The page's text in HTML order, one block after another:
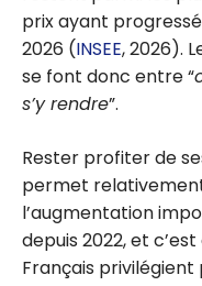
prix ayant
2026 (INSEE, 2026).
se font donc entre “
s’y rendre”.
Rester profiter de
permet
l’augmentation
depuis 2022, et
Français privilégient